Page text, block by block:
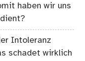
haben wir uns
Intoleranz
schadet wirklich